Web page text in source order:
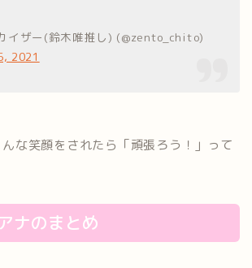
イザー(鈴木唯推し) (@zento_chito)
2021
な笑顔をされたら「頑張ろう！」って
ナのまとめ